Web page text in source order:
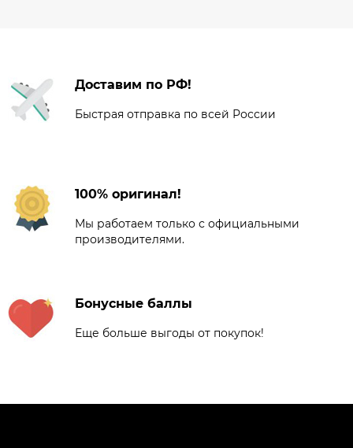
Доставим по РФ!
Быстрая отправка по всей России
100% оригинал!
Мы работаем только с официальными
производителями.
Бонусные баллы
Еще больше выгоды от покупок!